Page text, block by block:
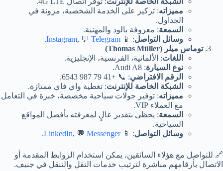
مميزاته: تركيز على الخدمة الشخصية، مرونة في
الجداول.
السمعة: معروفة بالود والمهنية.
وسائل التواصل: 📱
Instagram, 💬 Telegram
.
توماس ميلر (Thomas Müller)
اللغات: الألمانية، الفرنسية، الإنجليزية.
نوع السيارة: Audi A8.
الرقم الافتراضي: 📞 +41 79 987 6543.
الشبكة الخاصة للإنترنت: تغطية واي فاي ممتازة.
مميزاته: توفير جولات سياحية مخصصة، خبرة في التعامل
مع العملاء VIP.
السمعة: يحظى بتقدير عالٍ لمعرفته بأفضل المواقع
السياحية.
وسائل التواصل: 📱
LinkedIn, 💬 Messenger
.
🔗 للتواصل مع هؤلاء السائقين، يمكن استخدام الروابط المقدمة أو
الاتصال بأرقامهم مباشرة لترتيب خدمات النقل والتنقل في جنيف.